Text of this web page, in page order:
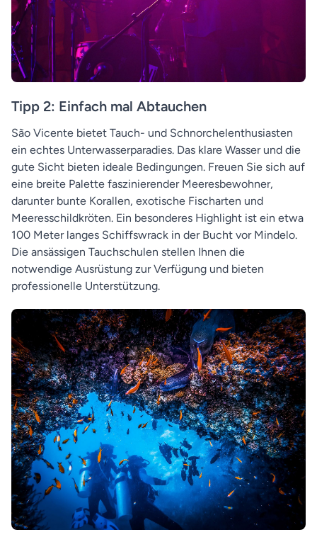
Tipp 2: Einfach mal Abtauchen
São Vicente bietet Tauch- und Schnorchelenthusiasten
ein echtes Unterwasserparadies. Das klare Wasser und die
gute Sicht bieten ideale Bedingungen. Freuen Sie sich auf
eine breite Palette faszinierender Meeresbewohner,
darunter bunte Korallen, exotische Fischarten und
Meeresschildkröten. Ein besonderes Highlight ist ein etwa
100 Meter langes Schiffswrack in der Bucht vor Mindelo.
Die ansässigen Tauchschulen stellen Ihnen die
notwendige Ausrüstung zur Verfügung und bieten
professionelle Unterstützung.